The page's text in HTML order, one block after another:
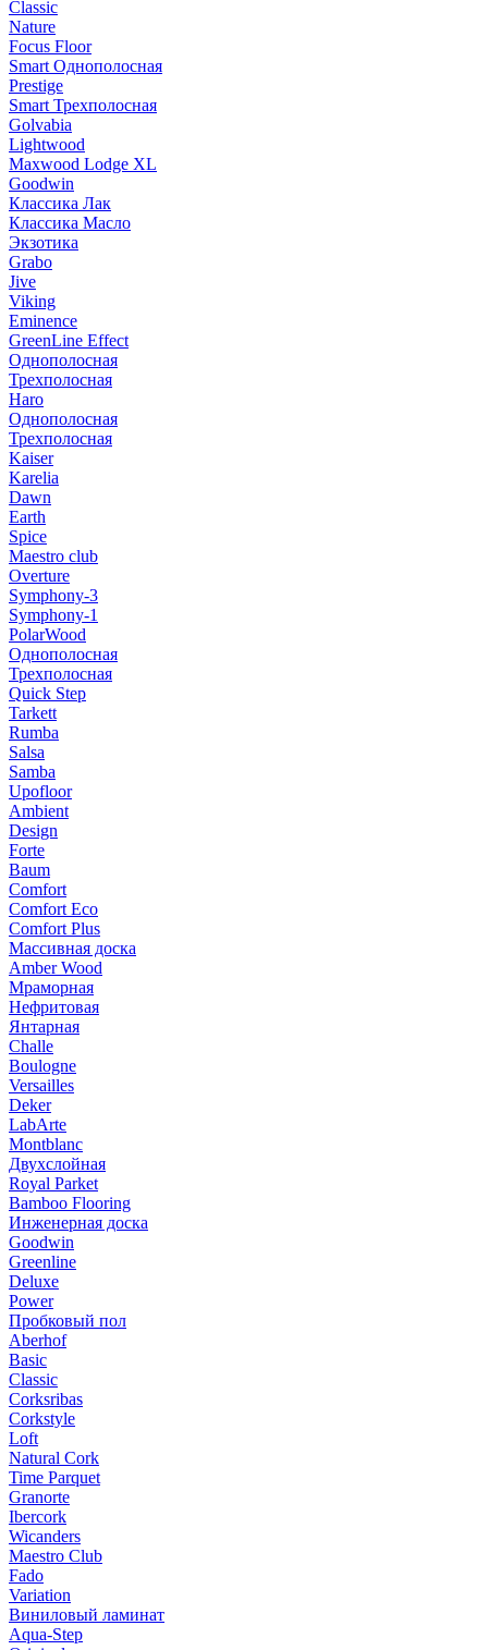
Classic
Nature
Focus Floor
Smart Однополосная
Prestige
Smart Трехполосная
Golvabia
Lightwood
Maxwood Lodge XL
Goodwin
Классика Лак
Классика Масло
Экзотика
Grabo
Jive
Viking
Eminence
GreenLine Effect
Однополосная
Трехполосная
Haro
Однополосная
Трехполосная
Kaiser
Karelia
Dawn
Earth
Spice
Maestro club
Overture
Symphony-3
Symphony-1
PolarWood
Однополосная
Трехполосная
Quick Step
Tarkett
Rumba
Salsa
Samba
Upofloor
Ambient
Design
Forte
Baum
Comfort
Comfort Eco
Comfort Plus
Массивная доска
Amber Wood
Мраморная
Нефритовая
Янтарная
Challe
Boulogne
Versailles
Deker
LabArte
Montblanc
Двухслойная
Royal Parket
Bamboo Flooring
Инженерная доска
Goodwin
Greenline
Deluxe
Power
Пробковый пол
Aberhof
Basic
Classic
Corksribas
Corkstyle
Loft
Natural Cork
Time Parquet
Granorte
Ibercork
Wicanders
Мaestro Club
Fado
Variation
Виниловый ламинат
Aqua-Step